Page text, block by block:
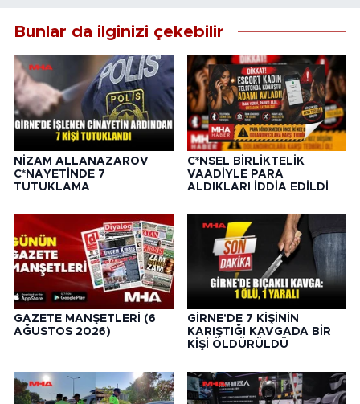
Bunlar da ilginizi çekebilir
NİZAM ALLANAZAROV
C*NAYETİNDE 7
TUTUKLAMA
C*NSEL BİRLİKTELİK
VAADİYLE PARA
ALDIKLARI İDDİA EDİLDİ
GAZETE MANŞETLERİ (6
AĞUSTOS 2026)
GİRNE'DE 7 KİŞİNİN
KARIŞTIĞI KAVGADA BİR
KİŞİ ÖLDÜRÜLDÜ